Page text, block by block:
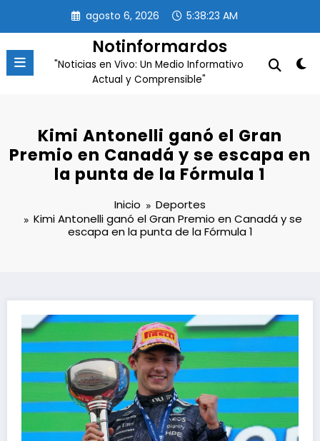
contenido
agosto 6, 2026 5:38:24 AM
Notinformardos
"Noticias en Vivo: Un Medio Informativo
Actual y Comprensible"
Kimi Antonelli ganó el Gran
Premio en Canadá y se escapa en
la punta de la Fórmula 1
Inicio
Deportes
Kimi Antonelli ganó el Gran Premio en Canadá y se
escapa en la punta de la Fórmula 1